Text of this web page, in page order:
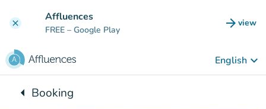
clear Affluences
FREE – Google Play arrow_forward view
(new
English keyboard_arrow_down
arrow_leftBack to:
Booking